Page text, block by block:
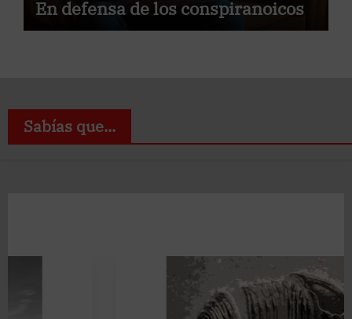
En defensa de los conspiranoicos
Sabías que...